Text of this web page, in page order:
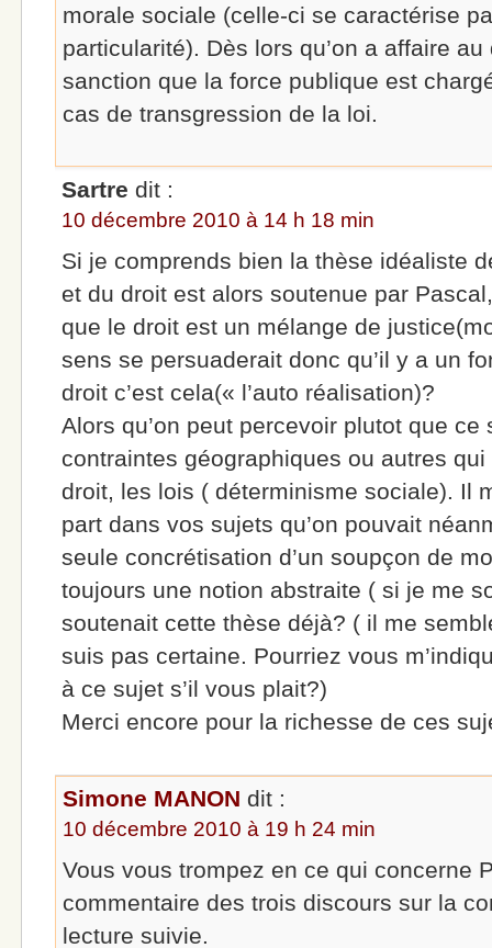
morale sociale (celle-ci se caractérise
particularité). Dès lors qu’on a affaire
sanction que la force publique est
cas de transgression de la loi.
Sartre dit :
10 décembre 2010 à 14 h 18 min
Si je comprends bien la thèse idéaliste
et du droit est alors soutenue par
que le droit est un mélange de
sens se persuaderait donc qu’il y a un
droit c’est cela(« l’auto réalisation)?
Alors qu’on peut percevoir plutot que
contraintes géographiques ou autres
droit, les lois ( déterminisme sociale). Il
part dans vos sujets qu’on pouvait
seule concrétisation d’un soupçon de
toujours une notion abstraite ( si je me
soutenait cette thèse déjà? ( il me
suis pas certaine. Pourriez vous
à ce sujet s’il vous plait?)
Merci encore pour la richesse de ces
Simone MANON dit :
10 décembre 2010 à 19 h 24 min
Vous vous trompez en ce qui concerne
commentaire des trois discours sur la
lecture suivie.